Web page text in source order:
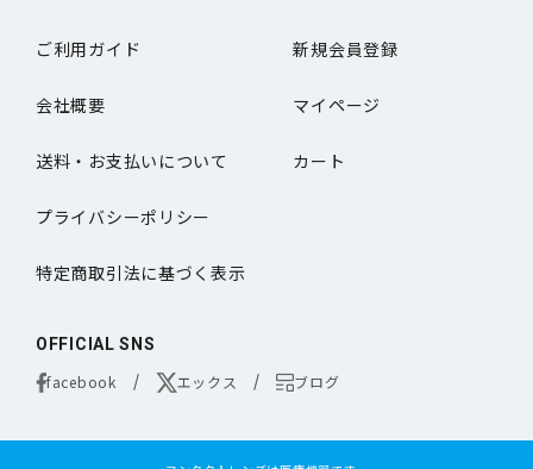
ご利用ガイド 新規会員登録
会社概要 マイページ
送料・お支払いについて カート
プライバシーポリシー
特定商取引法に基づく表示
OFFICIAL SNS
facebook エックス ブログ